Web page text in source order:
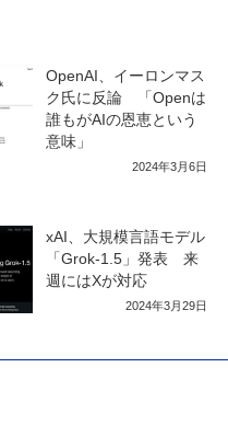
OpenAI、イーロンマス
ク氏に反論 「Openは
誰もがAIの恩恵という
意味」
2024年3月6日
xAI、大規模言語モデル
「Grok-1.5」発表 来
週にはXが対応
2024年3月29日